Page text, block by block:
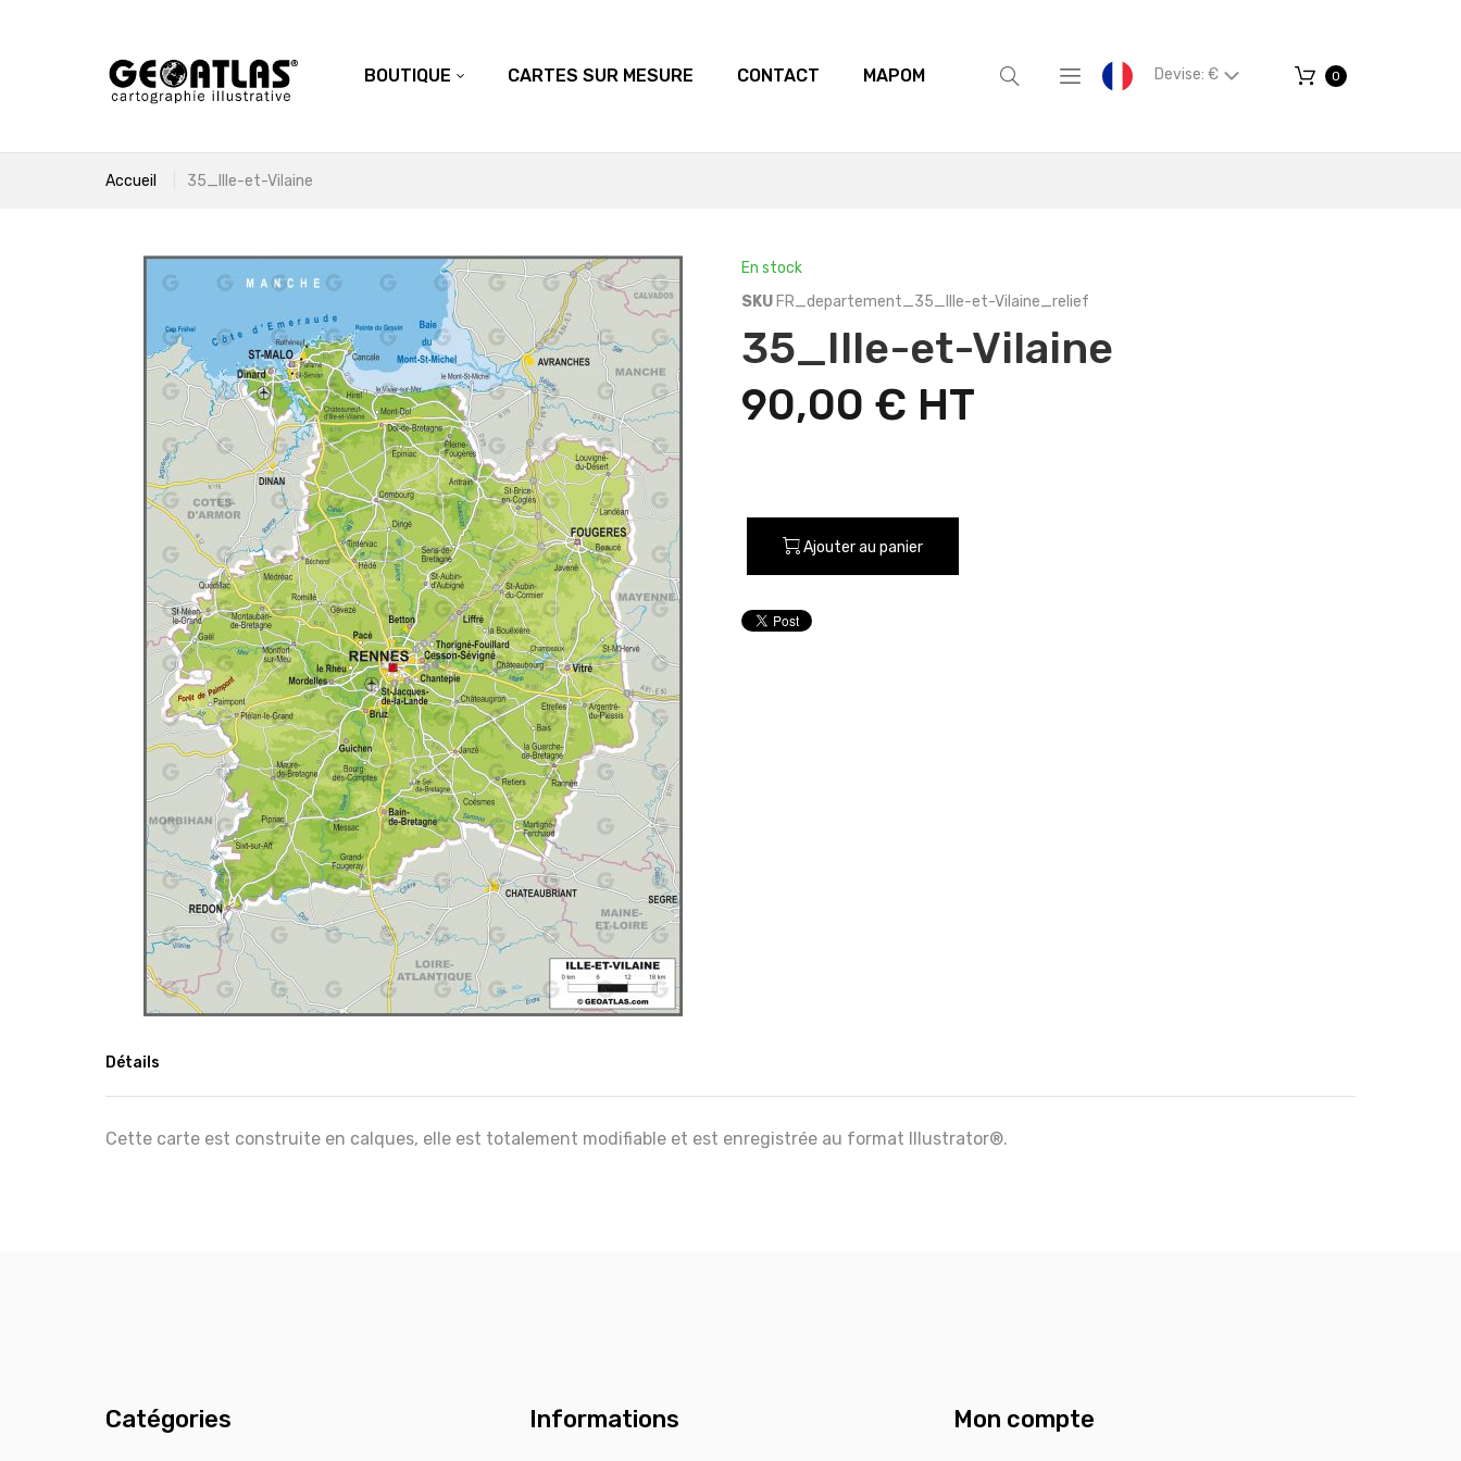
BOUTIQUE CARTES SUR MESURE CONTACT MAPOM Devise: € 0
Accueil 35_Ille-et-Vilaine
En stock
SKU FR_departement_35_Ille-et-Vilaine_relief
35_Ille-et-Vilaine
90,00 €
Ajouter au panier
Détails
Cette carte est construite en calques, elle est totalement modifiable et est enregistrée au format Illustrator®.
Catégories Informations Mon compte